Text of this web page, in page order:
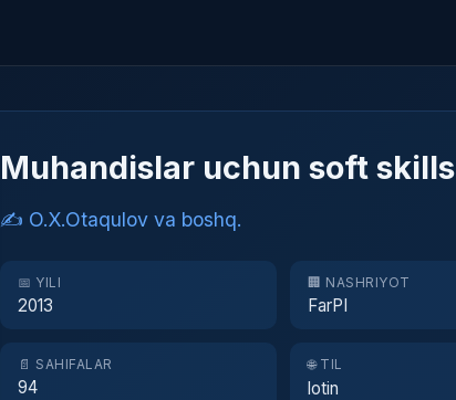
Muhandislar uchun soft skills
✍️ O.X.Otaqulov va boshq.
📅 YILI
2013
🏢 NASHRIYOT
FarPI
📄 SAHIFALAR
94
🌐 TIL
lotin